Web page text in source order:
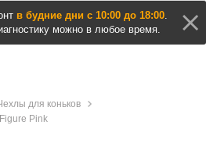
в будние дни с 10:00 до 18:00.
можно в любое время.
для коньков
Pink